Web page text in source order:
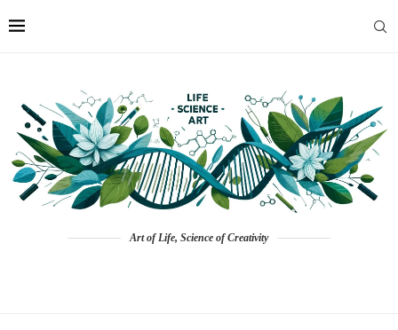
Art of Life, Science of Creativity